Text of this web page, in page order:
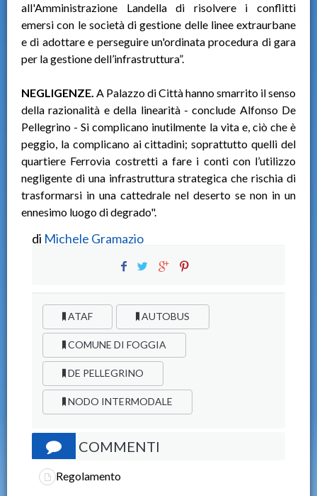
all'Amministrazione Landella di risolvere i conflitti
emersi con le società di gestione delle linee extraurbane
e di adottare e perseguire un'ordinata procedura di gara
per la gestione dell’infrastruttura”.
NEGLIGENZE. A Palazzo di Città hanno smarrito il senso
della razionalità e della linearità - conclude Alfonso De
Pellegrino - Si complicano inutilmente la vita e, ciò che è
peggio, la complicano ai cittadini; soprattutto quelli del
quartiere Ferrovia costretti a fare i conti con l’utilizzo
negligente di una infrastruttura strategica che rischia di
trasformarsi in una cattedrale nel deserto se non in un
ennesimo luogo di degrado".
di Michele Gramazio
ATAF AUTOBUS
COMUNE DI FOGGIA
DE PELLEGRINO
NODO INTERMODALE
COMMENTI
Regolamento